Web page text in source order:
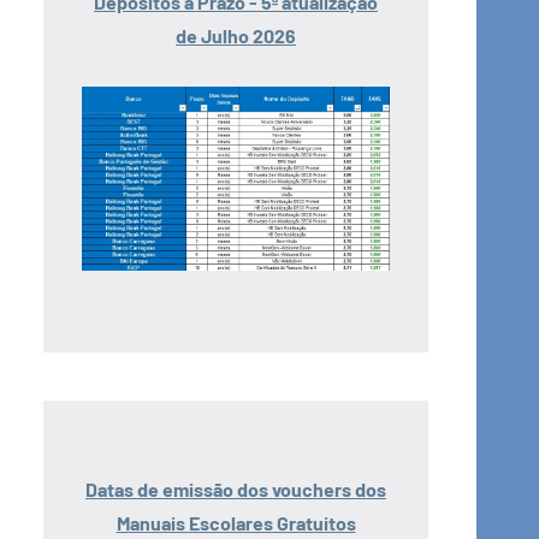
de Julho 2026
Datas de emissão dos vouchers dos
Manuais Escolares Gratuitos